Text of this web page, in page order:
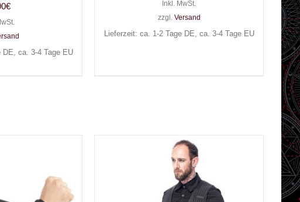
€
DE, ca. 3-4 Tage EU
Inkl. MwSt.
zzgl. Versand
Lieferzeit: ca. 1-2 Tage DE, ca. 3-4 Tage EU